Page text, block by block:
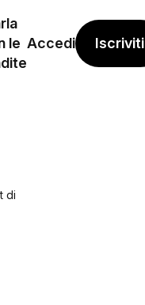
le Accedi Iscriviti
di